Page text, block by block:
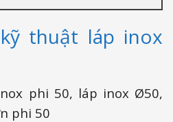
thuật láp inox
phi 50, láp inox Ø50,
phi 50